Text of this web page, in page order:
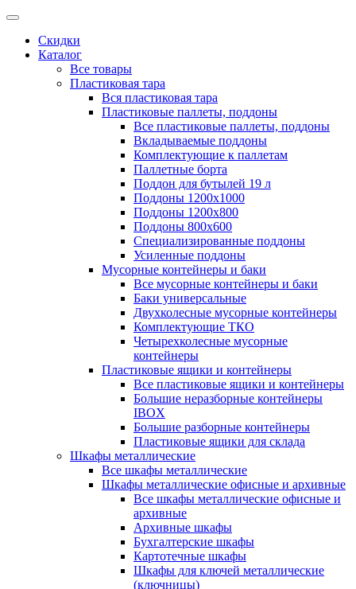
Скидки
Каталог
Все товары
Пластиковая тара
Вся пластиковая тара
Пластиковые паллеты, поддоны
Все пластиковые паллеты, поддоны
Вкладываемые поддоны
Комплектующие к паллетам
Паллетные борта
Поддон для бутылей 19 л
Поддоны 1200х1000
Поддоны 1200х800
Поддоны 800х600
Специализированные поддоны
Усиленные поддоны
Мусорные контейнеры и баки
Все мусорные контейнеры и баки
Баки универсальные
Двухколесные мусорные контейнеры
Комплектующие ТКО
Четырехколесные мусорные
контейнеры
Пластиковые ящики и контейнеры
Все пластиковые ящики и контейнеры
Большие неразборные контейнеры
IBOX
Большие разборные контейнеры
Пластиковые ящики для склада
Шкафы металлические
Все шкафы металлические
Шкафы металлические офисные и архивные
Все шкафы металлические офисные и
архивные
Архивные шкафы
Бухгалтерские шкафы
Картотечные шкафы
Шкафы для ключей металлические
(ключницы)